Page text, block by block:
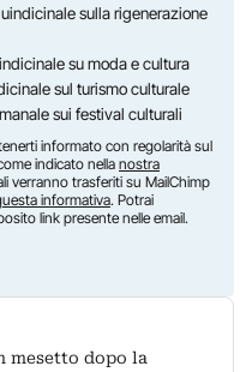
sulla rigenerazione
su moda e cultura
sul turismo culturale
sui festival culturali
informato con regolarità sul
indicato nella nostra
verranno trasferiti su MailChimp
informativa. Potrai
link presente nelle email.
mesetto dopo la